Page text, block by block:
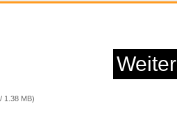
Weiter
1.38 MB)